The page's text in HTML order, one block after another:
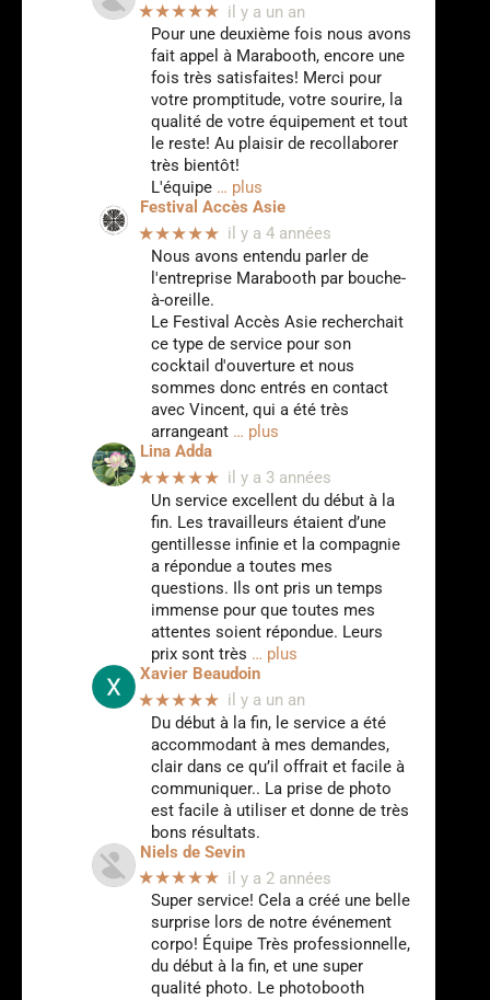
★★★★★ il y a un an
Pour une deuxième fois nous avons
fait appel à Marabooth, encore une
fois très satisfaites! Merci pour
votre promptitude, votre sourire, la
qualité de votre équipement et tout
le reste! Au plaisir de recollaborer
très bientôt!
L'équipe … plus
Festival Accès Asie
★★★★★ il y a 4 années
Nous avons entendu parler de
l'entreprise Marabooth par bouche-
à-oreille.
Le Festival Accès Asie recherchait
ce type de service pour son
cocktail d'ouverture et nous
sommes donc entrés en contact
avec Vincent, qui a été très
arrangeant … plus
Lina Adda
★★★★★ il y a 3 années
Un service excellent du début à la
fin. Les travailleurs étaient d’une
gentillesse infinie et la compagnie
a répondue a toutes mes
questions. Ils ont pris un temps
immense pour que toutes mes
attentes soient répondue. Leurs
prix sont très … plus
Xavier Beaudoin
★★★★★ il y a un an
Du début à la fin, le service a été
accommodant à mes demandes,
clair dans ce qu’il offrait et facile à
communiquer.. La prise de photo
est facile à utiliser et donne de très
bons résultats.
Niels de Sevin
★★★★★ il y a 2 années
Super service! Cela a créé une belle
surprise lors de notre événement
corpo! Équipe Très professionnelle,
du début à la fin, et une super
qualité photo. Le photobooth